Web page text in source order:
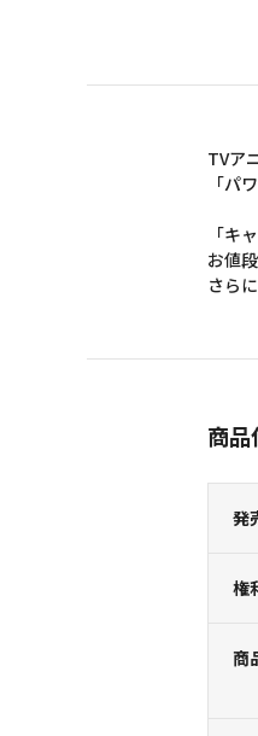
TVア
「パ
「キ
お値
さら
商品
発
権
商